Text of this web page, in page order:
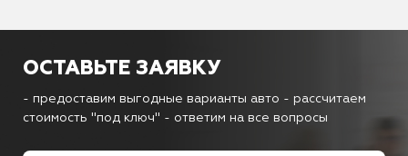
ОСТАВЬТЕ ЗАЯВКУ
- предоставим выгодные варианты авто - рассчитаем
стоимость "под ключ" - ответим на все вопросы